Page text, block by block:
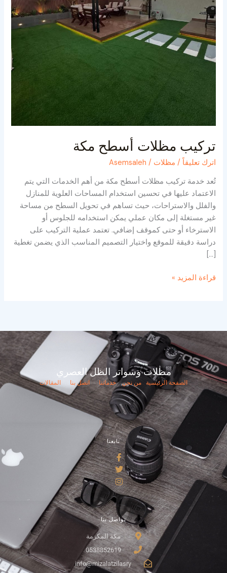
تركيب مظلات أسطح مكة
اترك تعليقاً / مظلات /
Asemsaleh
تُعد خدمة تركيب مظلات أسطح مكة من أهم الخدمات التي يتم
الاعتماد عليها في تحسين استخدام المساحات العلوية للمنازل
والفلل والاستراحات، حيث تساهم في تحويل السطح من مساحة
غير مستغلة إلى مكان عملي يمكن استخدامه للجلوس أو
الاسترخاء أو حتى كموقف إضافي. تعتمد عملية التركيب على
دراسة دقيقة للموقع واختيار التصميم المناسب الذي يضمن تغطية
[…]
قراءة المزيد »
تواصل بنا
مكة المكرمة
0538852619
info@mizalatzilasry
تابعنا
مظلات وسواتر الظل العصري
الصفحة الرئيسية من نحن خدماتنا اتصل بنا المقالات